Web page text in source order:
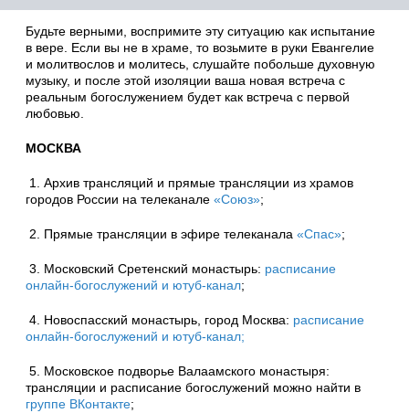
Будьте верными, воспримите эту ситуацию как испытание
в вере. Если вы не в храме, то возьмите в руки Евангелие
и молитвослов и молитесь, слушайте побольше духовную
музыку, и после этой изоляции ваша новая встреча с
реальным богослужением будет как встреча с первой
любовью.
МОСКВА
1. Архив трансляций и прямые трансляции из храмов
городов России на телеканале «Союз»;
2. Прямые трансляции в эфире телеканала «Спас»;
3. Московский Сретенский монастырь: расписание
онлайн-богослужений и ютуб-канал;
4. Новоспасский монастырь, город Москва: расписание
онлайн-богослужений и ютуб-канал;
5. Московское подворье Валаамского монастыря:
трансляции и расписание богослужений можно найти в
группе ВКонтакте;